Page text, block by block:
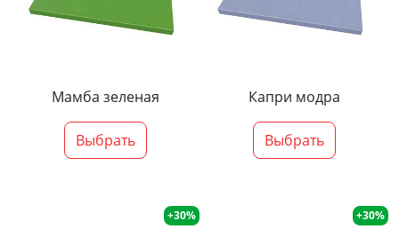
Мамба зеленая
Выбрать
Капри модра
Выбрать
+30% +30%